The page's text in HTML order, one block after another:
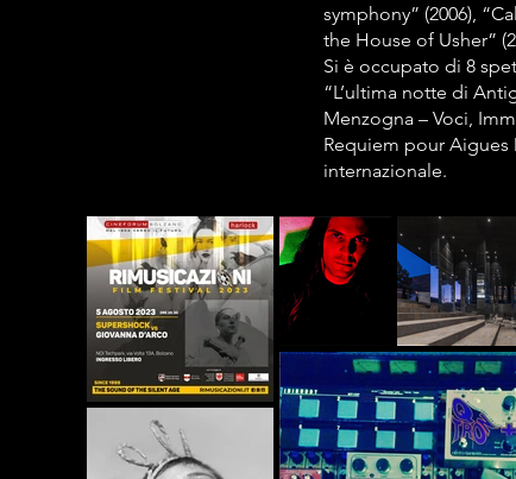
symphony” (2006),
the House of Usher”
Si è occupato di 8
“L’ultima notte di
Menzogna – Voci,
Requiem pour Aigues
internazionale.